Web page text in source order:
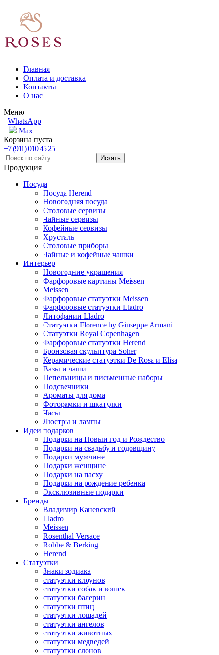
Главная
Оплата и доставка
Контакты
О нас
Меню
WhatsApp
Max
Корзина пуста
+7 (911) 010 45 25
Продукция
Посуда
Посуда Herend
Новогодняя посуда
Столовые сервизы
Чайные сервизы
Кофейные сервизы
Хрусталь
Столовые приборы
Чайные и кофейные чашки
Интерьер
Новогодние украшения
Фарфоровые картины Meissen
Meissen
Фарфоровые статуэтки Meissen
Фарфоровые статуэтки Lladro
Литофании Lladro
Статуэтки Florence by Giuseppe Armani
Статуэтки Royal Copenhagen
Фарфоровые статуэтки Herend
Бронзовая скульптура Soher
Керамические статуэтки De Rosa и Elisa
Вазы и чаши
Пепельницы и письменные наборы
Подсвечники
Ароматы для дома
Фоторамки и шкатулки
Часы
Люстры и лампы
Идеи подарков
Подарки на Новый год и Рождество
Подарки на свадьбу и годовщину
Подарки мужчине
Подарки женщине
Подарки на пасху
Подарки на рождение ребенка
Эксклюзивные подарки
Бренды
Владимир Каневский
Lladro
Meissen
Rosenthal Versace
Robbe & Berking
Herend
Статуэтки
Знаки зодиака
статуэтки клоунов
статуэтки собак и кошек
статуэтки балерин
статуэтки птиц
статуэтки лошадей
статуэтки ангелов
статуэтки животных
статуэтки медведей
статуэтки слонов